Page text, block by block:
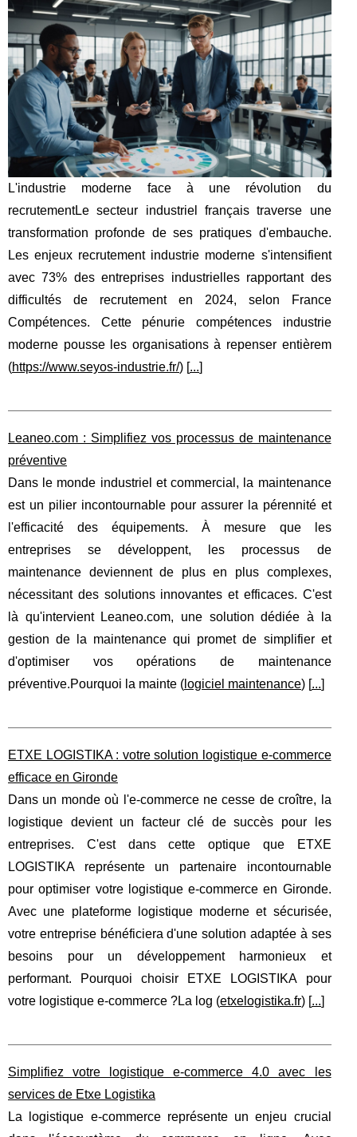
L'industrie moderne face à une révolution du
recrutementLe secteur industriel français traverse une
transformation profonde de ses pratiques d'embauche.
Les enjeux recrutement industrie moderne s'intensifient
avec 73% des entreprises industrielles rapportant des
difficultés de recrutement en 2024, selon France
Compétences. Cette pénurie compétences industrie
moderne pousse les organisations à repenser entièrem
(https://www.seyos-industrie.fr/) [...]
Leaneo.com : Simplifiez vos processus de maintenance
préventive
Dans le monde industriel et commercial, la maintenance
est un pilier incontournable pour assurer la pérennité et
l'efficacité des équipements. À mesure que les
entreprises se développent, les processus de
maintenance deviennent de plus en plus complexes,
nécessitant des solutions innovantes et efficaces. C'est
là qu'intervient Leaneo.com, une solution dédiée à la
gestion de la maintenance qui promet de simplifier et
d'optimiser vos opérations de maintenance
préventive.Pourquoi la mainte ( logiciel maintenance) [...]
ETXE LOGISTIKA : votre solution logistique e-commerce
efficace en Gironde
Dans un monde où l'e-commerce ne cesse de croître, la
logistique devient un facteur clé de succès pour les
entreprises. C'est dans cette optique que ETXE
LOGISTIKA représente un partenaire incontournable
pour optimiser votre logistique e-commerce en Gironde.
Avec une plateforme logistique moderne et sécurisée,
votre entreprise bénéficiera d'une solution adaptée à ses
besoins pour un développement harmonieux et
performant. Pourquoi choisir ETXE LOGISTIKA pour
votre logistique e-commerce ?La log (etxelogistika.fr) [...]
Simplifiez votre logistique e-commerce 4.0 avec les
services de Etxe Logistika
La logistique e-commerce représente un enjeu crucial